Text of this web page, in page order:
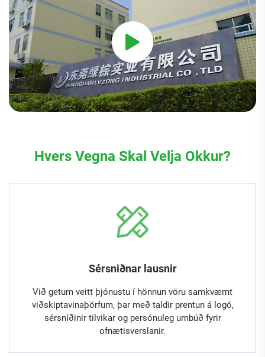
Hvers Vegna Skal Velja Okkur?
Sérsniðnar lausnir
Við getum veitt þjónustu í hönnun vöru samkvæmt
viðskiptavinaþörfum, þar með taldir prentun á logó,
sérsníðinir tilvikar og persónuleg umbúð fyrir
ofnætisverslanir.